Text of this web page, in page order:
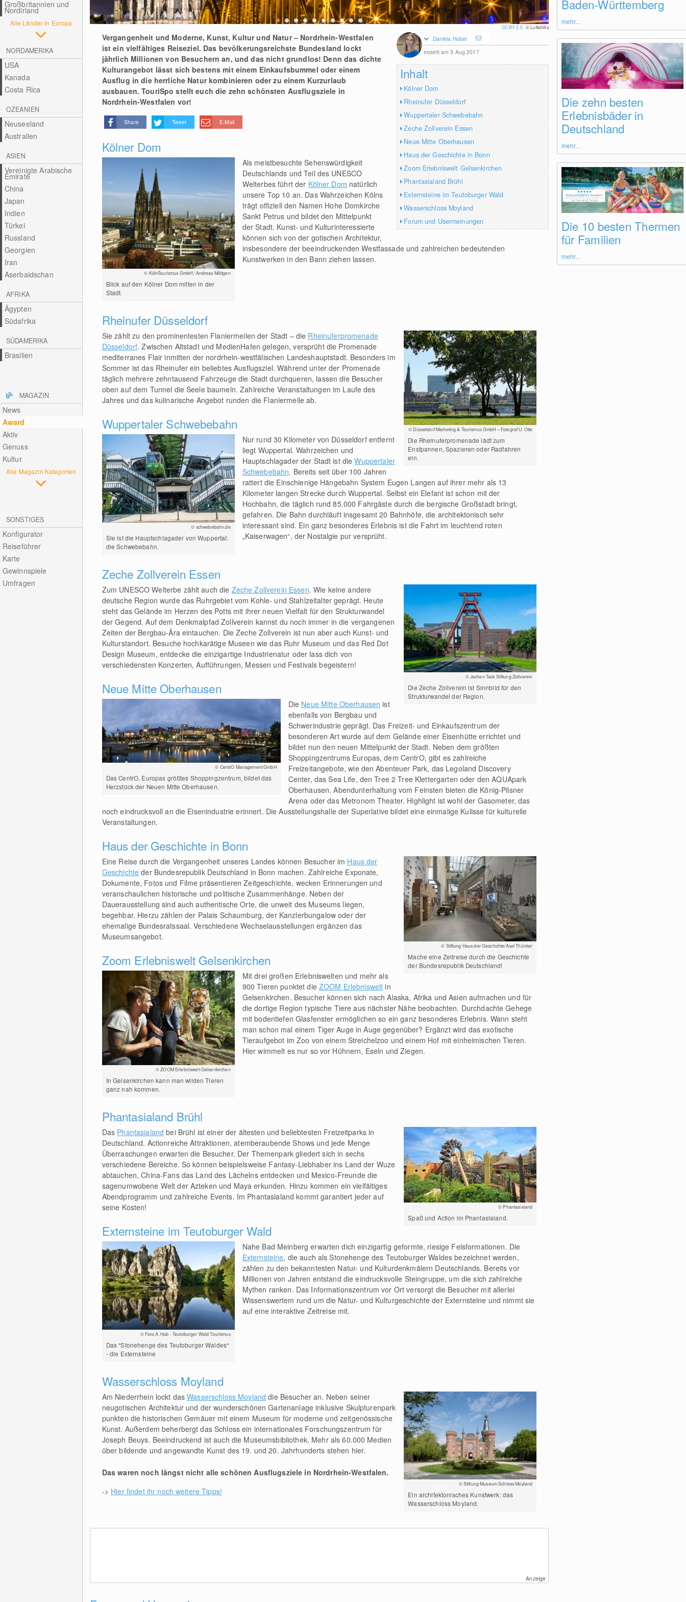
Großbritannien und
Nordirland
Alle Länder in Europa
NORDAMERIKA
USA
Kanada
Costa Rica
OZEANIEN
Neuseeland
Australien
ASIEN
Vereinigte Arabische
Emirate
China
Japan
Indien
Türkei
Russland
Georgien
Iran
Aserbaidschan
AFRIKA
Ägypten
Südafrika
SÜDAMERIKA
Brasilien
MAGAZIN
News
Award
Aktiv
Genuss
Kultur
Alle Magazin Kategorien
SONSTIGES
Konfigurator
Reiseführer
Karte
Gewinnspiele
Umfragen
CC BY 2.0 © Luftphilla
Daniela Huber
erstellt am 3 Aug 2017
Inhalt
Kölner Dom
Rheinufer Düsseldorf
Wuppertaler Schwebebahn
Zeche Zollverein Essen
Neue Mitte Oberhausen
Haus der Geschichte in Bonn
Zoom Erlebniswelt Gelsenkirchen
Phantasialand Brühl
Externsteine im Teutoburger Wald
Wasserschloss Moyland
Forum und Usermeinungen
Vergangenheit und Moderne, Kunst, Kultur und Natur – Nordrhein-Westfalen
ist ein vielfältiges Reiseziel. Das bevölkerungsreichste Bundesland lockt
jährlich Millionen von Besuchern an, und das nicht grundlos! Denn das dichte
Kulturangebot lässt sich bestens mit einem Einkaufsbummel oder einem
Ausflug in die herrliche Natur kombinieren oder zu einem Kurzurlaub
ausbauen. TouriSpo stellt euch die zehn schönsten Ausflugsziele in
Nordrhein-Westfalen vor!
Share Tweet E-Mail
Kölner Dom
© KölnTourismus GmbH / Andreas Möltgen
Blick auf den Kölner Dom mitten in der
Stadt.
Als meistbesuchte Sehenswürdigkeit
Deutschlands und Teil des UNESCO
Welterbes führt der Kölner Dom natürlich
unsere Top 10 an. Das Wahrzeichen Kölns
trägt offiziell den Namen Hohe Domkirche
Sankt Petrus und bildet den Mittelpunkt
der Stadt. Kunst- und Kulturinteressierte
können sich von der gotischen Architektur,
insbesondere der beeindruckenden Westfassade und zahlreichen bedeutenden
Kunstwerken in den Bann ziehen lassen.
Rheinufer Düsseldorf
© Düsseldorf Marketing & Tourismus GmbH – Fotograf U. Otte
Die Rheinuferpromenade lädt zum
Enstpannen, Spazieren oder Radfahren
ein.
Sie zählt zu den prominentesten Flaniermeilen der Stadt – die Rheinuferpromenade
Düsseldorf. Zwischen Altstadt und MedienHafen gelegen, versprüht die Promenade
mediterranes Flair inmitten der nordrhein-westfälischen Landeshauptstadt. Besonders im
Sommer ist das Rheinufer ein beliebtes Ausflugsziel. Während unter der Promenade
täglich mehrere zehntausend Fahrzeuge die Stadt durchqueren, lassen die Besucher
oben auf dem Tunnel die Seele baumeln. Zahlreiche Veranstaltungen im Laufe des
Jahres und das kulinarische Angebot runden die Flaniermeile ab.
Wuppertaler Schwebebahn
© schwebebahn.de
Sie ist die Hauptschlagader von Wuppertal:
die Schwebebahn.
Nur rund 30 Kilometer von Düsseldorf entfernt
liegt Wuppertal. Wahrzeichen und
Hauptschlagader der Stadt ist dieWuppertaler
Schwebebahn. Bereits seit über 100 Jahren
rattert die Einschienige Hängebahn System Eugen Langen auf ihrer mehr als 13
Kilometer langen Strecke durch Wuppertal. Selbst ein Elefant ist schon mit der
Hochbahn, die täglich rund 85.000 Fahrgäste durch die bergische Großstadt bringt,
gefahren. Die Bahn durchläuft insgesamt 20 Bahnhöfe, die architektonisch sehr
interessant sind. Ein ganz besonderes Erlebnis ist die Fahrt im leuchtend roten
„Kaiserwagen“, der Nostalgie pur versprüht.
Zeche Zollverein Essen
© Jochen Tack Stiftung Zollverein
Die Zeche Zollverein ist Sinnbild für den
Strukturwandel der Region.
Zum UNESCO Welterbe zählt auch die Zeche Zollverein Essen. Wie keine andere
deutsche Region wurde das Ruhrgebiet vom Kohle- und Stahlzeitalter geprägt. Heute
steht das Gelände im Herzen des Potts mit ihrer neuen Vielfalt für den Strukturwandel
der Gegend. Auf dem Denkmalpfad Zollverein kannst du noch immer in die vergangenen
Zeiten der Bergbau-Ära eintauchen. Die Zeche Zollverein ist nun aber auch Kunst- und
Kulturstandort. Besuche hochkarätige Museen wie das Ruhr Museum und das Red Dot
Design Museum, entdecke die einzigartige Industrienatur oder lass dich von
verschiedensten Konzerten, Aufführungen, Messen und Festivals begeistern!
Neue Mitte Oberhausen
© CentrO Management GmbH
Das CentrO, Europas größtes Shoppingzentrum, bildet das
Herzstück der Neuen Mitte Oberhausen.
Die Neue Mitte Oberhausen ist
ebenfalls von Bergbau und
Schwerindustrie geprägt. Das Freizeit- und Einkaufszentrum der
besonderen Art wurde auf dem Gelände einer Eisenhütte errichtet und
bildet nun den neuen Mittelpunkt der Stadt. Neben dem größten
Shoppingzentrums Europas, dem CentrO, gibt es zahlreiche
Freizeitangebote, wie den Abenteuer Park, das Legoland Discovery
Center, das Sea Life, den Tree 2 Tree Klettergarten oder den AQUApark
Oberhausen. Abendunterhaltung vom Feinsten bieten die König-Pilsner
Arena oder das Metronom Theater. Highlight ist wohl der Gasometer, das
noch eindrucksvoll an die Eisenindustrie erinnert. Die Ausstellungshalle der Superlative bildet eine einmalige Kulisse für kulturelle
Veranstaltungen.
Haus der Geschichte in Bonn
© Stiftung Haus der Geschichte/Axel Thünker
Mache eine Zeitreise durch die Geschichte
der Bundesrepublik Deutschland!
Eine Reise durch die Vergangenheit unseres Landes können Besucher im Haus der
Geschichte der Bundesrepublik Deutschland in Bonn machen. Zahlreiche Exponate,
Dokumente, Fotos und Filme präsentieren Zeitgeschichte, wecken Erinnerungen und
veranschaulichen historische und politische Zusammenhänge. Neben der
Dauerausstellung sind auch authentische Orte, die unweit des Museums liegen,
begehbar. Hierzu zählen der Palais Schaumburg, der Kanzlerbungalow oder der
ehemalige Bundesratssaal. Verschiedene Wechselausstellungen ergänzen das
Museumsangebot.
Zoom Erlebniswelt Gelsenkirchen
© ZOOM Erlebniswelt Gelsenkirchen
In Gelsenkirchen kann man wilden Tieren
ganz nah kommen.
Mit drei großen Erlebniswelten und mehr als
900 Tieren punktet die ZOOM Erlebniswelt in
Gelsenkirchen. Besucher können sich nach Alaska, Afrika und Asien aufmachen und für
die dortige Region typische Tiere aus nächster Nähe beobachten. Durchdachte Gehege
mit bodentiefen Glasfenster ermöglichen so ein ganz besonderes Erlebnis. Wann steht
man schon mal einem Tiger Auge in Auge gegenüber? Ergänzt wird das exotische
Tieraufgebot im Zoo von einem Streichelzoo und einem Hof mit einheimischen Tieren.
Hier wimmelt es nur so vor Hühnern, Eseln und Ziegen.
Phantasialand Brühl
© Phantasialand
Spaß und Action im Phantasialand.
Das Phantasialand bei Brühl ist einer der ältesten und beliebtesten Freizeitparks in
Deutschland. Actionreiche Attraktionen, atemberaubende Shows und jede Menge
Überraschungen erwarten die Besucher. Der Themenpark gliedert sich in sechs
verschiedene Bereiche. So können beispielsweise Fantasy-Liebhaber ins Land der Wuze
abtauchen, China-Fans das Land des Lächelns entdecken und Mexico-Freunde die
sagenumwobene Welt der Azteken und Maya erkunden. Hinzu kommen ein vielfältiges
Abendprogramm und zahlreiche Events. Im Phantasialand kommt garantiert jeder auf
seine Kosten!
Externsteine im Teutoburger Wald
© Foto A. Hub - Teutoburger Wald Tourismus
Das "Stonehenge des Teutoburger Waldes"
- die Externsteine
Nahe Bad Meinberg erwarten dich einzigartig geformte, riesige Felsformationen. Die
Externsteine, die auch als Stonehenge des Teutoburger Waldes bezeichnet werden,
zählen zu den bekanntesten Natur- und Kulturdenkmälern Deutschlands. Bereits vor
Millionen von Jahren entstand die eindrucksvolle Steingruppe, um die sich zahlreiche
Mythen ranken. Das Informationszentrum vor Ort versorgt die Besucher mit allerlei
Wissenswertem rund um die Natur- und Kulturgeschichte der Externsteine und nimmt sie
auf eine interaktive Zeitreise mit.
Wasserschloss Moyland
© Stiftung Museum Schloss Moyland
Ein architektonisches Kunstwerk: das
Wasserschloss Moyland.
Am Niederrhein lockt dasWasserschloss Moyland die Besucher an. Neben seiner
neugotischen Architektur und der wunderschönen Gartenanlage inklusive Skulpturenpark
punkten die historischen Gemäuer mit einem Museum für moderne und zeitgenössische
Kunst. Außerdem beherbergt das Schloss ein internationales Forschungszentrum für
Joseph Beuys. Beeindruckend ist auch die Museumsbibliothek. Mehr als 60.000 Medien
über bildende und angewandte Kunst des 19. und 20. Jahrhunderts stehen hier.
Das waren noch längst nicht alle schönen Ausflugsziele in Nordrhein-Westfalen.
-> Hier findet ihr noch weitere Tipps!
Baden-Württemberg
mehr...
Die zehn besten
Erlebnisbäder in
Deutschland
mehr...
Die 10 besten Thermen
für Familien
mehr...
Anzeige